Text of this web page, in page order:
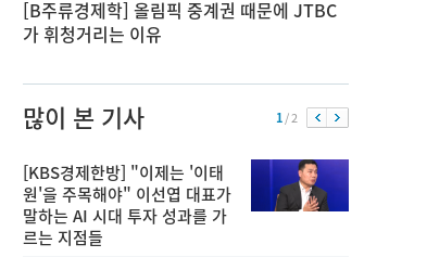
[B주류경제학] 올림픽 중계권 때문에 JTBC
가 휘청거리는 이유
많이 본 기사 1/ 2
[KBS경제한방] "이제는 '이태
원'을 주목해야" 이선엽 대표가
말하는 AI 시대 투자 성과를 가
르는 지점들